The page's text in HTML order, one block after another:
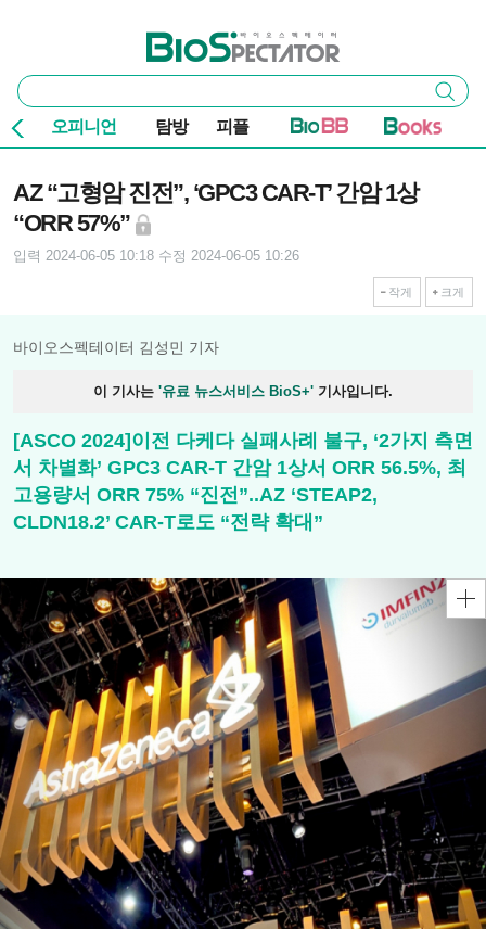
바이오스펙테이터
통
합
검
색
검색
오피니언 탐방 피플
AZ “고형암 진전”, ‘GPC3 CAR-T’ 간암 1상
“ORR 57%”
입력 2024-06-05 10:18 수정 2024-06-05 10:26
작게 크게
바이오스펙테이터 김성민 기자
이 기사는 '유료 뉴스서비스 BioS+' 기사입니다.
[ASCO 2024]이전 다케다 실패사례 불구, ‘2가지 측면
서 차별화’ GPC3 CAR-T 간암 1상서 ORR 56.5%, 최
고용량서 ORR 75% “진전”..AZ ‘STEAP2,
CLDN18.2’ CAR-T로도 “전략 확대”